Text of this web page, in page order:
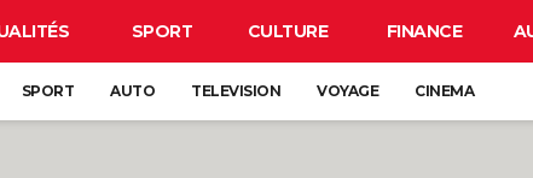
SPORT CULTURE FINANCE
SPORT AUTO TELEVISION VOYAGE CINEMA